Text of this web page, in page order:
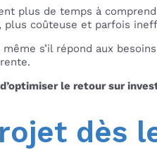
plus de temps à
coûteuse et parfois
s’il répond aux
d’optimiser le retour sur
dès